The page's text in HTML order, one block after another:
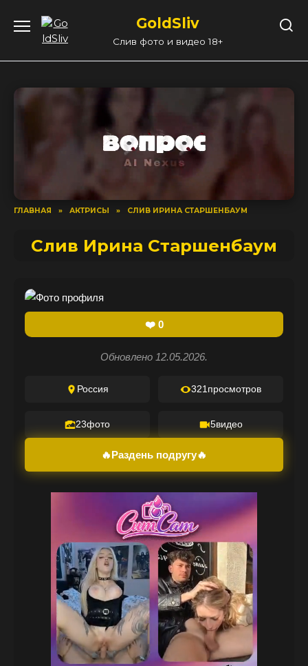
содержанию
GoldSliv
Слив фото и видео 18+
ГЛАВНАЯ » АКТРИСЫ » СЛИВ ИРИНА СТАРШЕНБАУМ
Слив Ирина Старшенбаум
❤️ 0
Обновлено 12.05.2026.
Россия 321 просмотров
23фото 5видео
🔥Раздень подругу🔥